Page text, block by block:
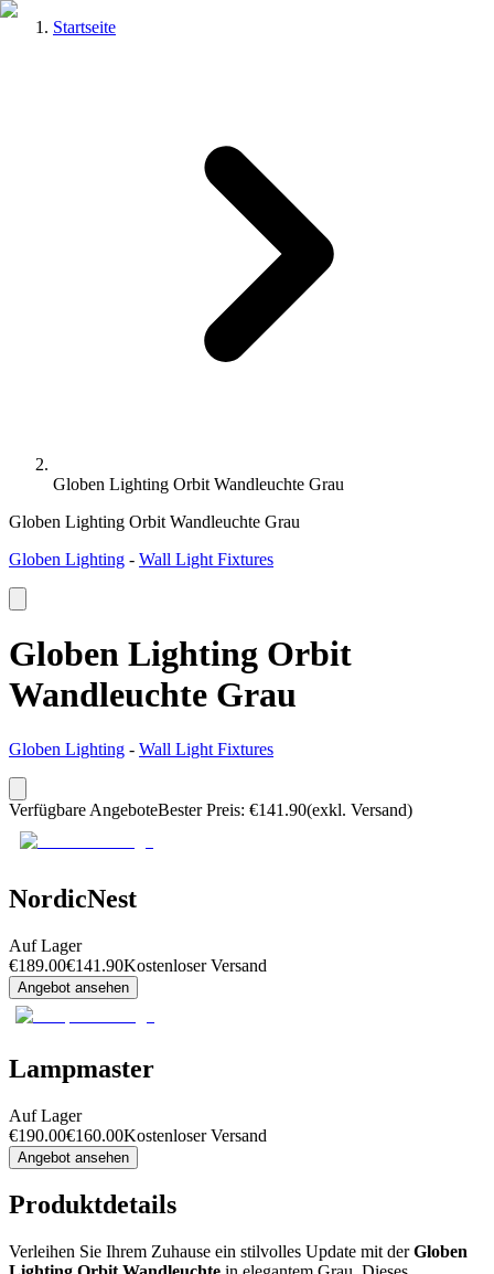
Startseite
Globen Lighting Orbit Wandleuchte Grau
Globen Lighting Orbit Wandleuchte Grau
Globen Lighting - Wall Light Fixtures
Globen Lighting Orbit
Wandleuchte Grau
Globen Lighting - Wall Light Fixtures
Verfügbare AngeboteBester Preis: €141.90(exkl. Versand)
NordicNest
Auf Lager
€189.00€141.90Kostenloser Versand
Angebot ansehen
Lampmaster
Auf Lager
€190.00€160.00Kostenloser Versand
Angebot ansehen
Produktdetails
Verleihen Sie Ihrem Zuhause ein stilvolles Update mit derGloben